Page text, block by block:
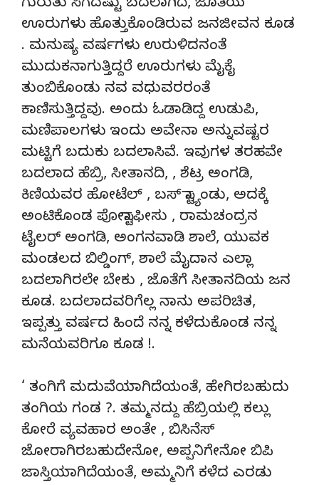
ಗುರುತು ಸಿಗದಷ್ಟು ಬದಲಾಗಿದೆ, ಜೊತೆಯ
ಊರುಗಳು ಹೊತ್ತುಕೊಂಡಿರುವ ಜನಜೀವನ ಕೂಡ
. ಮನುಷ್ಯ ವರ್ಷಗಳು ಉರುಳಿದನಂತೆ
ಮುದುಕನಾಗುತ್ತಿದ್ದರೆ ಊರುಗಳು ಮೈಕೈ
ತುಂಬಿಕೊಂಡು ನವ ವಧುವರರಂತೆ
ಕಾಣಿಸುತ್ತಿದ್ದವು. ಅಂದು ಓಡಾಡಿದ್ದ ಉಡುಪಿ,
ಮಣಿಪಾಲಗಳು ಇಂದು ಅವೇನಾ ಅನ್ನುವಷ್ಟರ
ಮಟ್ಟಿಗೆ ಬದುಕು ಬದಲಾಸಿವೆ. ಇವುಗಳ ತರಹವೇ
ಬದಲಾದ ಹೆಬ್ರಿ, ಸೀತಾನದಿ, , ಶೆಟ್ರ ಅಂಗಡಿ,
ಕಿಣಿಯವರ ಹೋಟೆಲ್ , ಬಸ್ ಸ್ಟ್ಯಾಂಡು, ಅದಕ್ಕೆ
ಅಂಟಿಕೊಂಡ ಪೋಸ್ಟಾಫೀಸು , ರಾಮಚಂದ್ರನ
ಟೈಲರ್ ಅಂಗಡಿ, ಅಂಗನವಾಡಿ ಶಾಲೆ, ಯುವಕ
ಮಂಡಲದ ಬಿಲ್ಡಿಂಗ್, ಶಾಲೆ ಮೈದಾನ ಎಲ್ಲಾ
ಬದಲಾಗಿರಲೇ ಬೇಕು , ಜೊತೆಗೆ ಸೀತಾನದಿಯ ಜನ
ಕೂಡ. ಬದಲಾದವರಿಗೆಲ್ಲ ನಾನು ಅಪರಿಚಿತ,
ಇಪ್ಪತ್ತು ವರ್ಷದ ಹಿಂದೆ ನನ್ನ ಕಳೆದುಕೊಂಡ ನನ್ನ
ಮನೆಯವರಿಗೂ ಕೂಡ !.
‘ ತಂಗಿಗೆ ಮದುವೆಯಾಗಿದೆಯಂತೆ, ಹೇಗಿರಬಹುದು
ತಂಗಿಯ ಗಂಡ ?. ತಮ್ಮನದ್ದು ಹೆಬ್ರಿಯಲ್ಲಿ ಕಲ್ಲು
ಕೋರೆ ವ್ಯವಹಾರ ಅಂತೇ , ಬಿಸಿನೆಸ್
ಜೋರಾಗಿರಬಹುದೇನೋ, ಅಪ್ಪನಿಗೇನೋ ಬಿಪಿ
ಜಾಸ್ತಿಯಾಗಿದೆಯಂತೆ, ಅಮ್ಮನಿಗೆ ಕಳೆದ ಎರಡು